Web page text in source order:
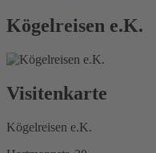
Kögelreisen e.K.
Visitenkarte
Kögelreisen e.K.